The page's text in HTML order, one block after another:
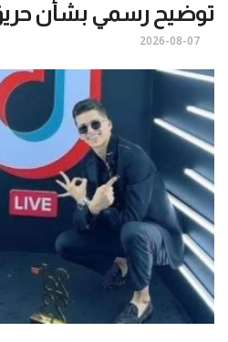
توضيح رسمي بشأن
2026-08-07